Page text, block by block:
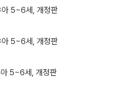
5~6세, 개정판
5~6세, 개정판
5~6세, 개정판